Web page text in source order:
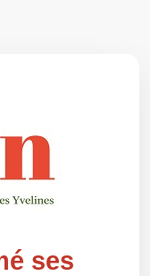
ses